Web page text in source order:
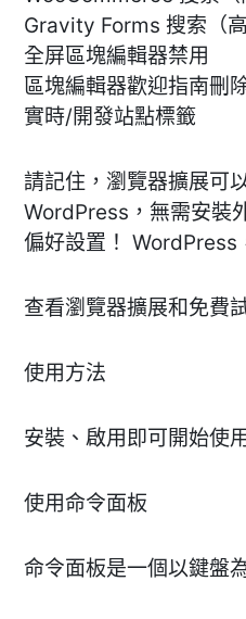
Gravity Forms 搜索（
全屏區塊編輯器禁用
區塊編輯器歡迎指南刪
實時/開發站點標籤
請記住，瀏覽器擴展可
WordPress，無需安裝
偏好設置！ WordPress
查看瀏覽器擴展和免費
使用方法
安裝、啟用即可開始使
使用命令面板
命令面板是一個以鍵盤